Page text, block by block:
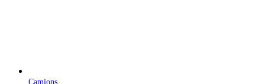
Camions